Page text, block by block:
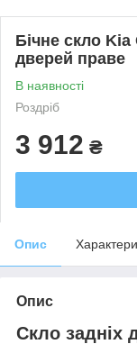
Бічне скло Kia
дверей праве
В наявності
Роздріб
3 912 ₴
Опис
Опис
Скло задніх